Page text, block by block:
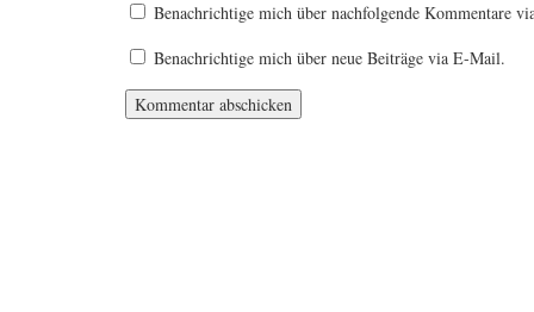
Benachrichtige mich über nachfolgende Kommentare
Benachrichtige mich über neue Beiträge via E-Mail.